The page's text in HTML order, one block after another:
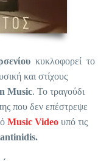
κυκλοφορεί το
και στίχους
Music. Το τραγούδι
που δεν επέστρεψε
Music Video υπό τις